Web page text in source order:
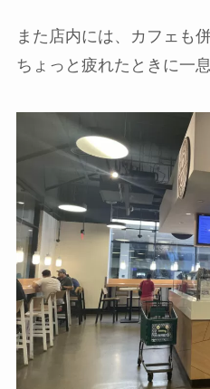
また店内には、カフェも
ちょっと疲れたときに一